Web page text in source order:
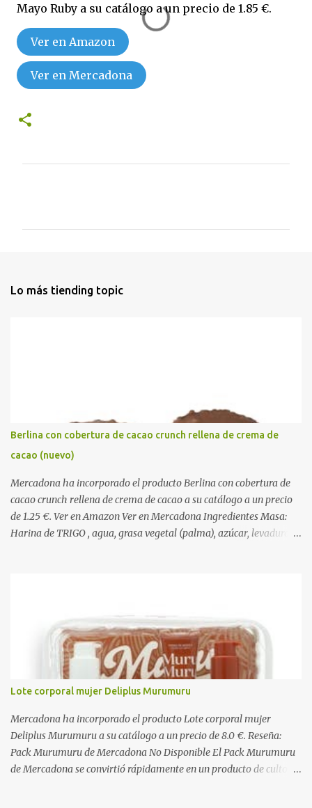
Mayo Ruby a su catálogo a un precio de 1.85 €.
Ver en Amazon
Ver en Mercadona
Lo más tiending topic
Berlina con cobertura de cacao crunch rellena de crema de
cacao (nuevo)
Mercadona ha incorporado el producto Berlina con cobertura de
cacao crunch rellena de crema de cacao a su catálogo a un precio
de 1.25 €. Ver en Amazon Ver en Mercadona Ingredientes Masa:
Harina de TRIGO , agua, grasa vegetal (palma), azúcar, levadura,
antioxidante (E300). Relleno 27%: Azúcar, aceite vegetal refinado
(girasol), LECHE desnatada en polvo, cacao desgrasado en polvo
0,9%, LECHE entera en polvo, emulgente (E322 ( SOJA )), aroma
natural. Cobertura 16%: Azúcar, grasas vegetales (coco, palmiste,
palma), cacao desgrasado en polvo 1,0%, suero de LECHE en polvo,
LECHE entera en polvo, emulgente (E322), lactosa ( LECHE ),
almidón de TRIGO , aromas naturales. Decorado 1,8%: Harina de
arroz, harina de TRIGO , azúcar, sal, extracto d...
Lote corporal mujer Deliplus Murumuru
Mercadona ha incorporado el producto Lote corporal mujer
Deliplus Murumuru a su catálogo a un precio de 8.0 €. Reseña:
Pack Murumuru de Mercadona No Disponible El Pack Murumuru
de Mercadona se convirtió rápidamente en un producto de culto